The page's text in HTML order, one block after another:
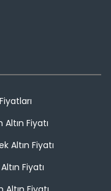
Fiyatı
Altın Fiyatı
Fiyatı